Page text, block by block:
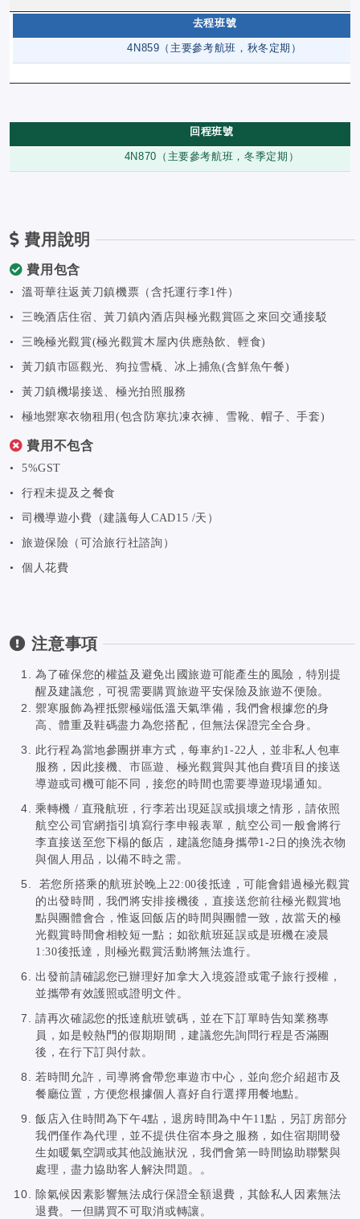
去程班號
4N859（主要參考航班，秋冬定期）
回程班號
4N870（主要參考航班，冬季定期）
費用說明
費用包含
• 溫哥華往返黃刀鎮機票（含托運行李1件）
• 三晚酒店住宿、黃刀鎮內酒店與極光觀賞區之來回交通接駁
• 三晚極光觀賞(極光觀賞木屋內供應熱飲、輕食)
• 黃刀鎮市區觀光、狗拉雪橇、冰上捕魚(含鮮魚午餐)
• 黃刀鎮機場接送、極光拍照服務
• 極地禦寒衣物租用(包含防寒抗凍衣褲、雪靴、帽子、手套)
費用不包含
• 5%GST
• 行程未提及之餐食
• 司機導遊小費（建議每人CAD15 /天）
• 旅遊保險（可洽旅行社諮詢）
• 個人花費
注意事項
為了確保您的權益及避免出國旅遊可能產生的風險，特別提
醒及建議您，可視需要購買旅遊平安保險及旅遊不便險。
禦寒服飾為裡抵禦極端低溫天氣準備，我們會根據您的身
高、體重及鞋碼盡力為您搭配，但無法保證完全合身。
此行程為當地參團拼車方式，每車約1-22人，並非私人包車
服務，因此接機、市區遊、極光觀賞與其他自費項目的接送
導遊或司機可能不同，接您的時間也需要導遊現場通知。
乘轉機 / 直飛航班，行李若出現延誤或損壞之情形，請依照
航空公司官網指引填寫行李申報表單，航空公司一般會將行
李直接送至您下榻的飯店，建議您隨身攜帶1-2日的換洗衣物
與個人用品，以備不時之需。
若您所搭乘的航班於晚上22:00後抵達，可能會錯過極光觀賞
的出發時間，我們將安排接機後，直接送您前往極光觀賞地
點與團體會合，惟返回飯店的時間與團體一致，故當天的極
光觀賞時間會相較短一點；如欲航班延誤或是班機在凌晨
1:30後抵達，則極光觀賞活動將無法進行。
出發前請確認您已辦理好加拿大入境簽證或電子旅行授權，
並攜帶有效護照或證明文件。
請再次確認您的抵達航班號碼，並在下訂單時告知業務專
員，如是較熱門的假期期間，建議您先詢問行程是否滿團
後，在行下訂與付款。
若時間允許，司導將會帶您車遊市中心，並向您介紹超市及
餐廳位置，方便您根據個人喜好自行選擇用餐地點。
飯店入住時間為下午4點，退房時間為中午11點，另訂房部分
我們僅作為代理，並不提供住宿本身之服務，如住宿期間發
生如暖氣空調或其他設施狀況，我們會第一時間協助聯繫與
處理，盡力協助客人解決問題。。
除氣候因素影響無法成行保證全額退費，其餘私人因素無法
退費。一但購買不可取消或轉讓。